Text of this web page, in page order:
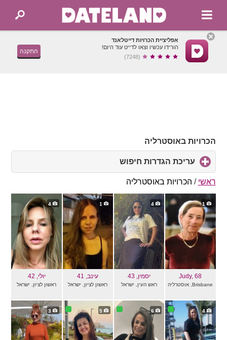
אפליציית הכרויות דייטלאנד
הורידו עכשיו וצאו לדייט עוד היום!
(7248)
התקנה
הכרויות באוסטרליה
עריכת הגדרות חיפוש
to
contents
ראשי / הכרויות באוסטרליה
1
Judy, 68
Brisbane, אוסטרליה
4
יסמין, 43
ראש העין, ישראל
1
עינב, 41
ראשון לציון, ישראל
4
יולי, 42
ראשון לציון, ישראל
4
6
5
3